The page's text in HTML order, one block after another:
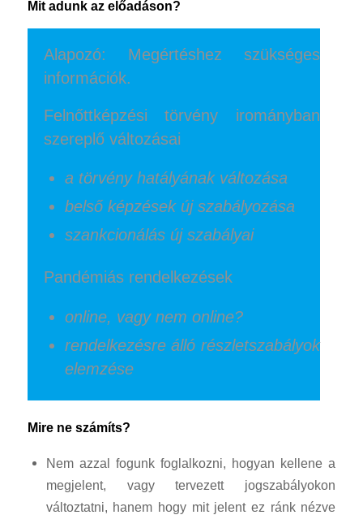
Mit adunk az előadáson?
Alapozó: Megértéshez szükséges
információk.
Felnőttképzési törvény irományban
szereplő változásai
a törvény hatályának változása
belső képzések új szabályozása
szankcionálás új szabályai
Pandémiás rendelkezések
online, vagy nem online?
rendelkezésre álló részletszabályok
elemzése
Mire ne számíts?
Nem azzal fogunk foglalkozni, hogyan kellene a
megjelent, vagy tervezett jogszabályokon
változtatni, hanem hogy mit jelent ez ránk nézve